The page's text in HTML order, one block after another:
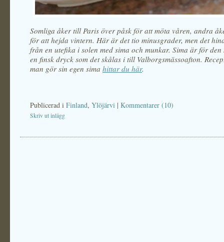
Somliga åker till Paris över påsk för att möta våren, andra
för att hejda vintern. Här är det tio minusgrader, men det
från en utefika i solen med sima och munkar. Sima är för den
en finsk dryck som det skålas i till Valborgsmässoafton.
man gör sin egen sima hittar du här.
Publicerad i Finland, Ylöjärvi | Kommentarer (10)
Skriv ut inlägg